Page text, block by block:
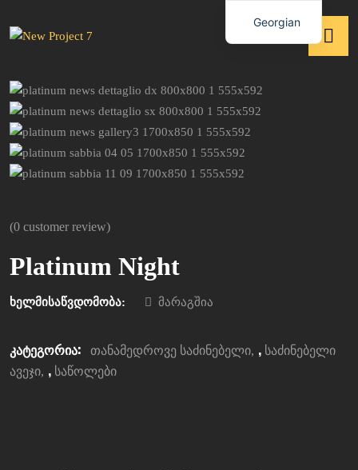
(0 customer review)
Platinum Night
ხელმისაწვდომობა: მარაგშია
კატეგორია: თანამედროვე საძინებელი , საძინებელი
ავეჯი , საწოლები
Georgian